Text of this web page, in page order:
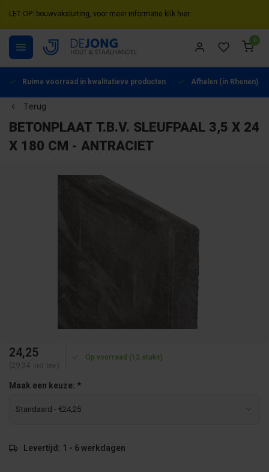
LET OP: bouwvaksluiting, voor meer informatie klik hier.
0
Ruime voorraad in kwalitatieve producten Afhalen (in Rhenen)
Terug
BETONPLAAT T.B.V. SLEUFPAAL 3,5 X 24
X 180 CM - ANTRACIET
24,25
(29,34 Incl. btw )
Op voorraad (12 stuks)
Maak een keuze: *
Levertijd: 1 - 6 werkdagen